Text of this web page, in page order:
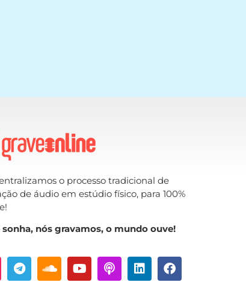
o processo tradicional de
de áudio em estúdio físico, para 100%
sonha, nós gravamos, o mundo ouve!